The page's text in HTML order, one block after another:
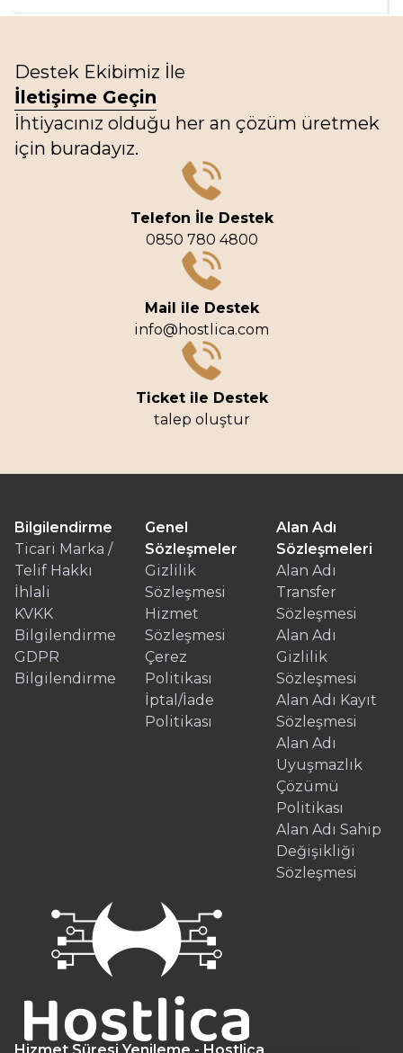
Destek Ekibimiz İle
İletişime Geçin
İhtiyacınız olduğu her an çözüm üretmek
için buradayız.
Telefon İle Destek
0850 780 4800
Mail ile Destek
info@hostlica.com
Ticket ile Destek
talep oluştur
Bilgilendirme
Ticari Marka /
Telif Hakkı
İhlali
KVKK
Bilgilendirme
GDPR
Bilgilendirme
Genel
Sözleşmeler
Gizlilik
Sözleşmesi
Hizmet
Sözleşmesi
Çerez
Politikası
İptal/İade
Politikası
Alan Adı
Sözleşmeleri
Alan Adı
Transfer
Sözleşmesi
Alan Adı
Gizlilik
Sözleşmesi
Alan Adı Kayıt
Sözleşmesi
Alan Adı
Uyuşmazlık
Çözümü
Politikası
Alan Adı Sahip
Değişikliği
Sözleşmesi